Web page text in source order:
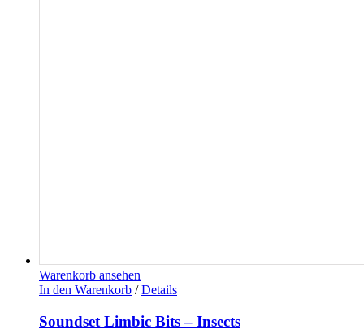
Warenkorb ansehen
In den Warenkorb / Details
Soundset Limbic Bits – Insects